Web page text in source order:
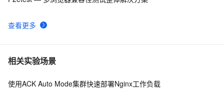
查看更多
相关实验场景
使用ACK Auto Mode集群快速部署Nginx工作负载